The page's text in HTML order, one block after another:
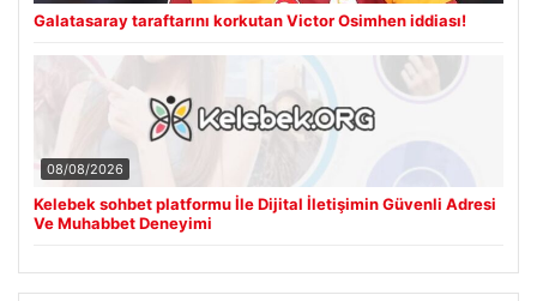
Galatasaray taraftarını korkutan Victor Osimhen iddiası!
08/08/2026
Kelebek sohbet platformu İle Dijital İletişimin Güvenli Adresi
Ve Muhabbet Deneyimi